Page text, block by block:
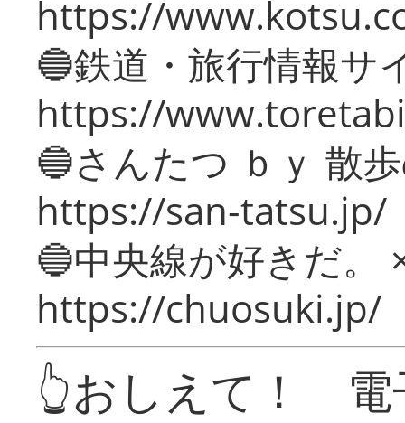
https://
🔵鉄道・旅行情報サ
https://
🔵さんたつ ｂｙ 散
https://san-tatsu.jp/
🔵中央線が好きだ。
https://chuosuki.jp/
👆おしえて！ 電